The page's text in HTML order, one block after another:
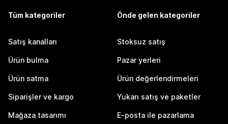
Tüm kategoriler
Satış kanalları
Ürün bulma
Ürün satma
Siparişler ve kargo
Mağaza tasarımı
Önde gelen kategoriler
Stoksuz satış
Pazar yerleri
Ürün değerlendirmeleri
Yukarı satış ve paketler
E-posta ile pazarlama